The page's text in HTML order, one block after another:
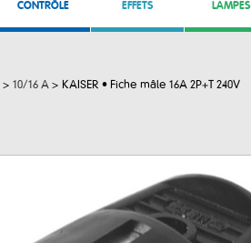
CONTRÔLE EFFETS LAMPES
> 10/16 A > KAISER • Fiche mâle 16A 2P+T 240V